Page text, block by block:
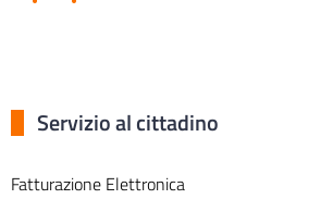
Servizio al cittadino
Fatturazione Elettronica